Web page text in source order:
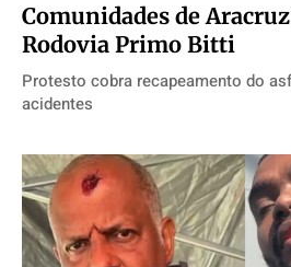
Comunidades de
Rodovia Primo Bitti
Protesto cobra recapeamento do
acidentes